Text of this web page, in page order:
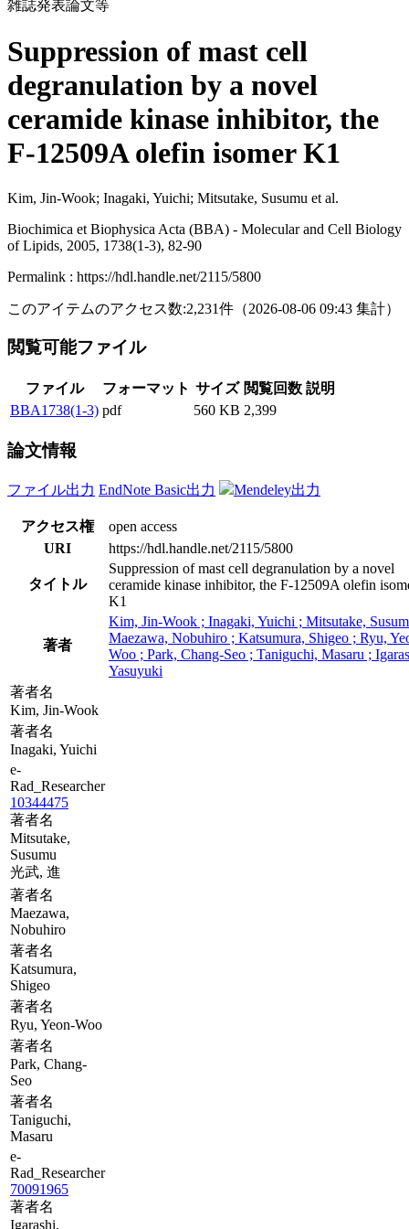
雑誌発表論文等
Suppression of mast cell
degranulation by a novel
ceramide kinase inhibitor, the
F-12509A olefin isomer K1
Kim, Jin-Wook; Inagaki, Yuichi; Mitsutake, Susumu et al.
Biochimica et Biophysica Acta (BBA) - Molecular and Cell Biology
of Lipids, 2005, 1738(1-3), 82-90
Permalink : https://hdl.handle.net/2115/5800
このアイテムのアクセス数:2,231件 （2026-08-06 09:43 集計）
閲覧可能ファイル
ファイル フォーマット サイズ 閲覧回数 説明
BBA1738(1-3) pdf 560 KB 2,399
論文情報
ファイル出力 EndNote Basic出力 Mendeley出力
アクセス権
open access
URI
https://hdl.handle.net/2115/5800
タイトル
Suppression of mast cell degranulation by a novel
ceramide kinase inhibitor, the F-12509A olefin
K1
著者
Kim, Jin-Wook ; Inagaki, Yuichi ; Mitsutake,
Maezawa, Nobuhiro ; Katsumura, Shigeo ; Ryu,
Woo ; Park, Chang-Seo ; Taniguchi, Masaru ;
Yasuyuki
著者名
Kim, Jin-Wook
著者名
Inagaki, Yuichi
e-
Rad_Researcher
10344475
著者名
Mitsutake,
Susumu
光武, 進
著者名
Maezawa,
Nobuhiro
著者名
Katsumura,
Shigeo
著者名
Ryu, Yeon-Woo
著者名
Park, Chang-
Seo
著者名
Taniguchi,
Masaru
e-
Rad_Researcher
70091965
著者名
Igarashi,